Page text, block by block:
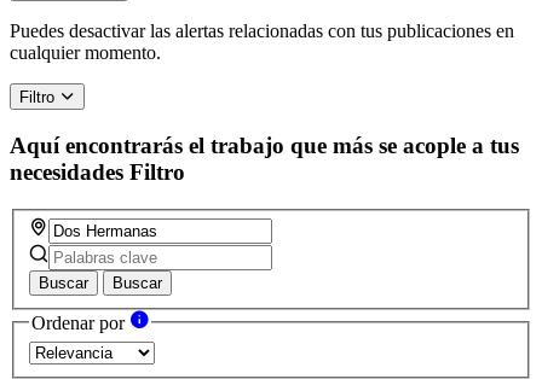
Puedes desactivar las alertas relacionadas con tus publicaciones en
cualquier momento.
Filtro
Aquí encontrarás el trabajo que más se acople a tus
necesidades Filtro
Buscar Buscar
Ordenar por